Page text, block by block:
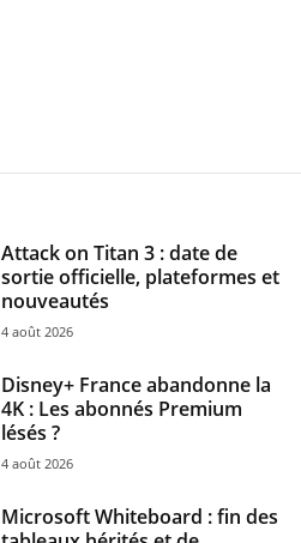
Attack on Titan 3 : date de
sortie officielle, plateformes et
nouveautés
4 août 2026
Disney+ France abandonne la
4K : Les abonnés Premium
lésés ?
4 août 2026
Microsoft Whiteboard : fin des